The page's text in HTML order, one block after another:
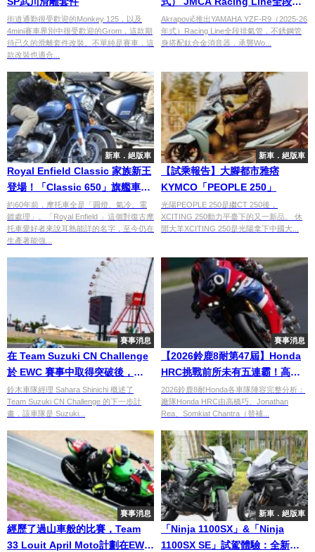
街道通勤很受歡迎的Monkey 125，以及
4mini賽車界別中很受歡迎的Grom，這款期
待已久的滑離套件改裝。不單純是賽車，這
款改裝也適合...
合金排氣管日本開售
Akrapovič推出YAMAHA YZF-R9（2025-26
年式）Racing Line全段排氣管，不銹鋼管
身搭配鈦合金消音器，承襲Wo...
新車．絕版車
Royal Enfield Classic 家族新王
登場！「Classic 650」旗艦車款
深度試駕
約60年前，摩托車全是「圓燈、氣冷、電
鍍處理」。「Royal Enfield 」這個對復古摩
托車愛好者來說耳熟能詳的名字，至今仍在
生產著能強...
新車．絕版車
【試乘報告】大腳都市雅痞
KYMCO「PEOPLE 250」
光陽PEOPLE 250是繼CT 250後，
XCITING 250動力平臺下的又一新品。 休
閒大羊XCITING 250是光陽拿下中國大...
賽事消息
在 Team Suzuki CN Challenge
於 EWC 賽事中取得突破後，
Suzuki討論下一步目標
鈴木車隊經理 Sahara Shinichi 概述了
Team Suzuki CN Challenge 的下一步計
畫，該車隊是 Suzuki...
賽事消息
【2026鈴鹿8耐第47屆】Honda
HRC挑戰前所未有五連霸！高橋
巧×Jonathan Rea×Somkiat
Chantra陣容與Honda各車隊介
紹
2026鈴鹿8耐Honda各車隊陣容完整分析：
廠隊Honda HRC由高橋巧、Jonathan
Rea、Somkiat Chantra（替補...
賽事消息
經歷了過山車般的比賽，Team
33 Louit April Moto計劃在EWC
新車．絕版車
「Ninja 1100SX」&「Ninja
1100SX SE」試駕體驗：全新引